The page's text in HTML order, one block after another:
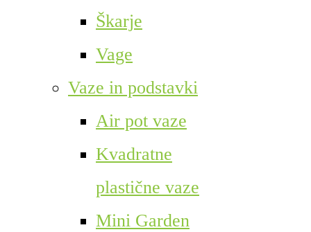
Škarje
Vage
Vaze in podstavki
Air pot vaze
Kvadratne
plastične vaze
Mini Garden